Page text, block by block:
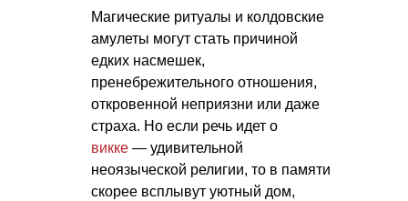
Магические ритуалы и колдовские
амулеты могут стать причиной
едких насмешек,
пренебрежительного отношения,
откровенной неприязни или даже
страха. Но если речь идет о
викке — удивительной
неоязыческой религии, то в памяти
скорее всплывут уютный дом,